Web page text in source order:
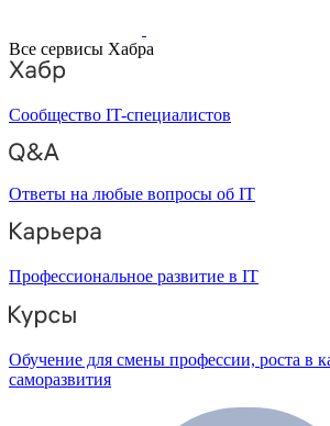
Все сервисы Хабра
Сообщество IT-специалистов
Ответы на любые вопросы об IT
Профессиональное развитие в IT
Обучение для смены профессии, роста в
саморазвития